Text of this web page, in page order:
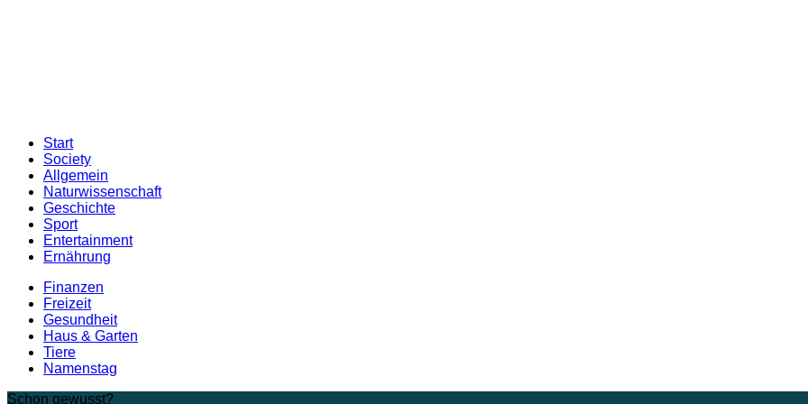
Start
Society
Allgemein
Naturwissenschaft
Geschichte
Sport
Entertainment
Ernährung
Finanzen
Freizeit
Gesundheit
Haus & Garten
Tiere
Namenstag
Schon gewusst?